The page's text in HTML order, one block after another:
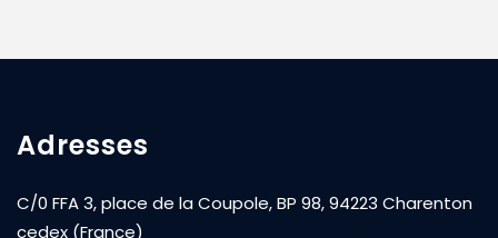
Adresses
C/0 FFA 3, place de la Coupole, BP 98, 94223 Charenton
cedex (France)